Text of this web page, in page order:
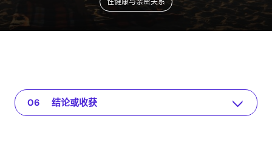
在关系中应对性欲差异
The app for your relationship
理解问题
为什么解决这个问题至关重要
实际解决方案或见解
结论或收获